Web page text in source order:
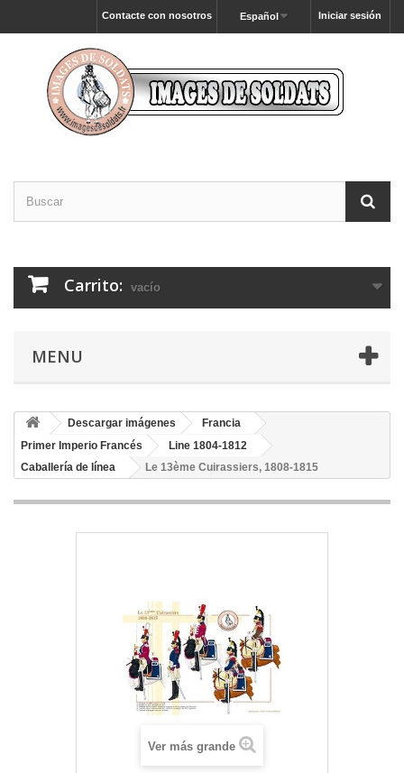
Iniciar sesión
Español
Contacte con nosotros
Carrito: vacío
MENU
Descargar imágenes
Francia
Primer Imperio Francés
Line 1804-1812
Caballería de línea
Le 13ème Cuirassiers, 1808-1815
Ver más grande